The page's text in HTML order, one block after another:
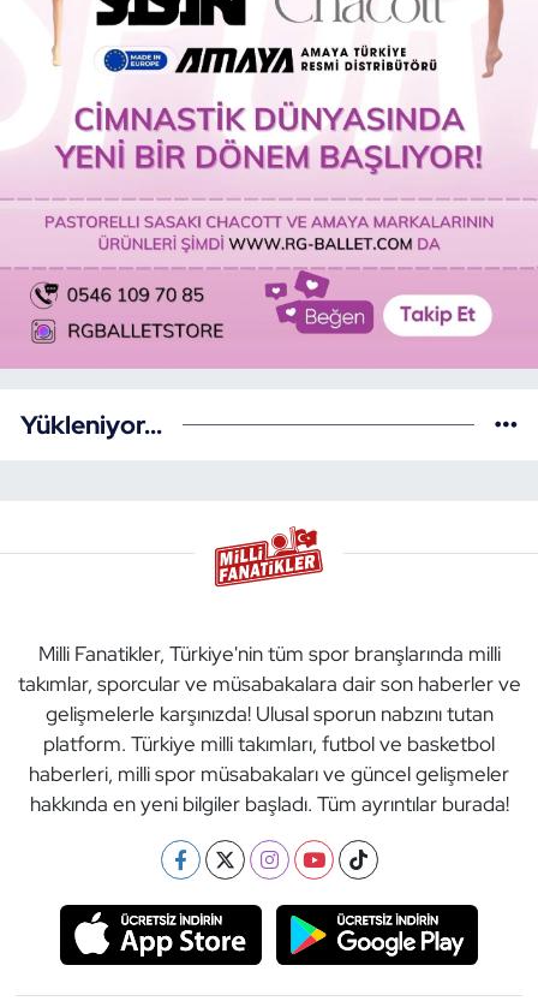
Yükleniyor...
Milli Fanatikler, Türkiye'nin tüm spor branşlarında milli
takımlar, sporcular ve müsabakalara dair son haberler ve
gelişmelerle karşınızda! Ulusal sporun nabzını tutan
platform. Türkiye milli takımları, futbol ve basketbol
haberleri, milli spor müsabakaları ve güncel gelişmeler
hakkında en yeni bilgiler başladı. Tüm ayrıntılar burada!